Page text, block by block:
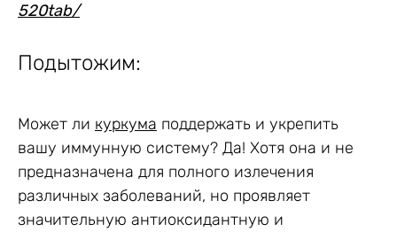
520tab/
Подытожим:
Может ли куркума поддержать и укрепить
вашу иммунную систему? Да! Хотя она и не
предназначена для полного излечения
различных заболеваний, но проявляет
значительную антиоксидантную и